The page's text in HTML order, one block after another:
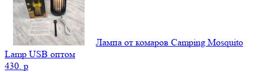
Лампа от комаров Camping Mosquito
Lamp USB оптом
430. p